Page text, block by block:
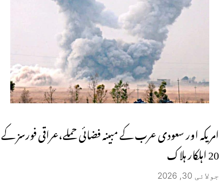
امریکہ اور سعودی عرب کے مبینہ فضائی حملے،عراقی فورسز کے
20 اہلکار ہلاک
جولائی 30, 2026